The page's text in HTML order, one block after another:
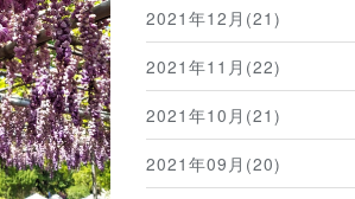
2021年12月(21)
2021年11月(22)
2021年10月(21)
2021年09月(20)